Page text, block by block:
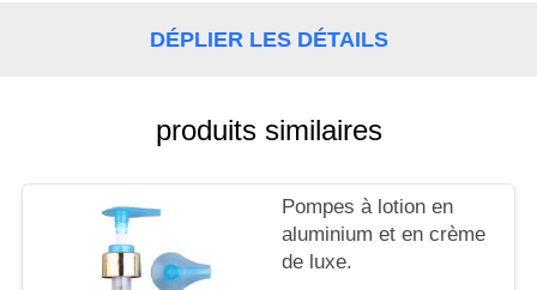
CONTACTEZ-DÉPLIER LES DÉTAILS
produits similaires
Pompes à lotion en
aluminium et en crème
de luxe.